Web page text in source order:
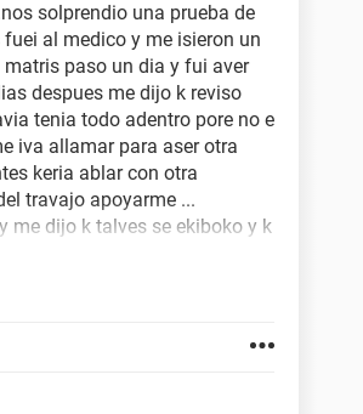
solprendio una prueba de
al medico y me isieron un
paso un dia y fui aver
despues me dijo k reviso
tenia todo adentro pore no e
iva allamar para aser otra
keria ablar con otra
travajo apoyarme ...
me dijo k talves se ekiboko y k
la citad y espero k me digan